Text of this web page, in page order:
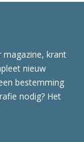
magazine, krant
nieuw
bestemming
nodig? Het